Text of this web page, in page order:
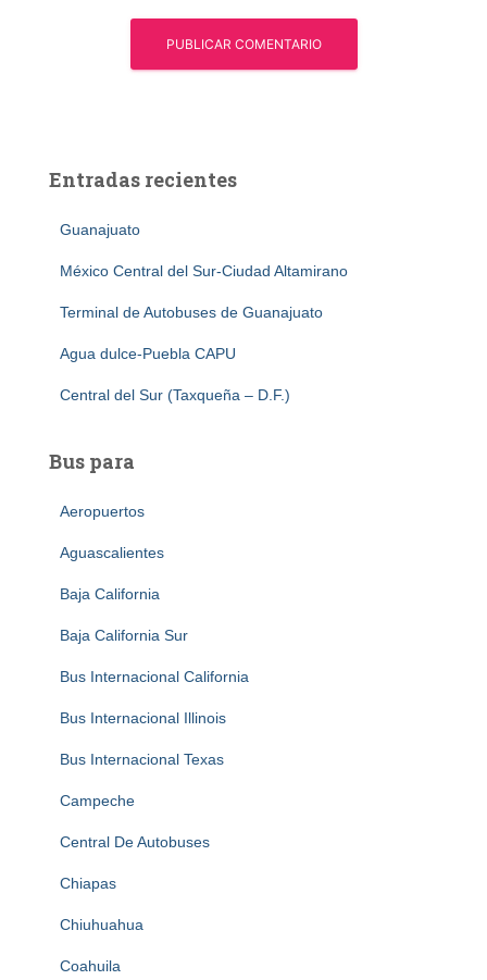
Entradas recientes
Guanajuato
México Central del Sur-Ciudad Altamirano
Terminal de Autobuses de Guanajuato
Agua dulce-Puebla CAPU
Central del Sur (Taxqueña – D.F.)
Bus para
Aeropuertos
Aguascalientes
Baja California
Baja California Sur
Bus Internacional California
Bus Internacional Illinois
Bus Internacional Texas
Campeche
Central De Autobuses
Chiapas
Chiuhuahua
Coahuila